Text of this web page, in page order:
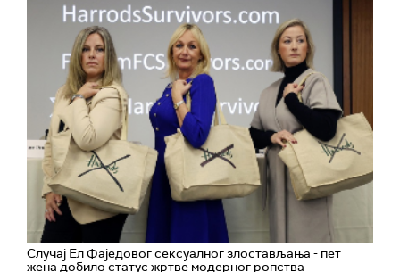
Случај Ел Фаједовог сексуалног злостављања - пет
жена добило статус жртве модерног ропства